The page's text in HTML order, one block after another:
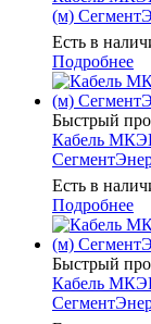
(м)
Есть в
Подробнее
Быстрый
Кабель
Есть в
Подробнее
Быстрый
Кабель